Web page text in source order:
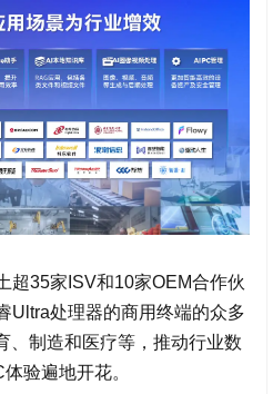
超35家ISV和10家OEM合作伙
Ultra处理器的商用终端的众多
、制造和医疗等，推动行业数
验遍地开花。